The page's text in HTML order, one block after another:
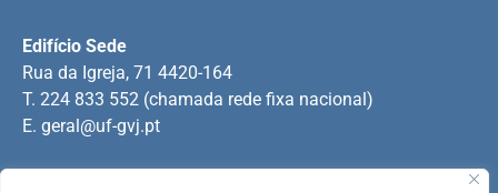
Edifício Sede
Rua da Igreja, 71 4420-164
T. 224 833 552 (chamada rede fixa nacional)
E. geral@uf-gvj.pt